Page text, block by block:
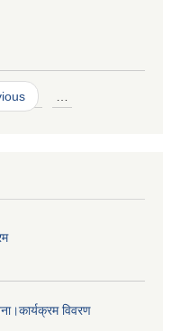
विवरण